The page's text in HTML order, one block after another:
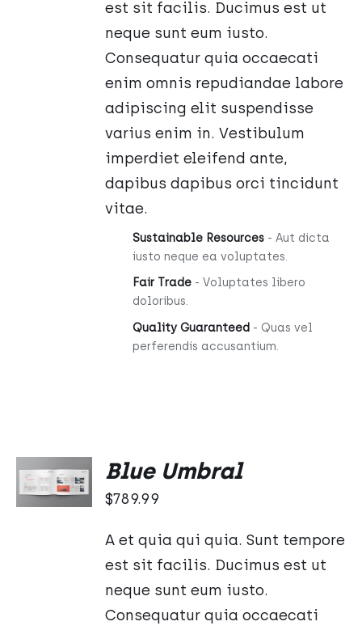
est sit facilis. Ducimus est ut
neque sunt eum iusto.
Consequatur quia occaecati
enim omnis repudiandae labore
adipiscing elit suspendisse
varius enim in. Vestibulum
imperdiet eleifend ante,
dapibus dapibus orci tincidunt
vitae.
Sustainable Resources- Aut dicta
iusto neque ea voluptates.
Fair Trade- Voluptates libero
doloribus.
Quality Guaranteed - Quas vel
perferendis accusantium.
DO
KOSZYKA
/
Blue Umbral
$789.99
A et quia qui quia. Sunt tempore
est sit facilis. Ducimus est ut
neque sunt eum iusto.
Consequatur quia occaecati